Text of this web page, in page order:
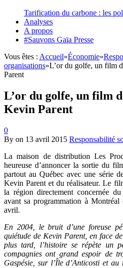
Tarification du carbone : les
Analyses
A propos
#Sauvons Gaïa Presse
Vous êtes : Accueil»Économie»
organisations»L’or du golfe, un film
Parent
L’or du golfe, un film
Kevin Parent
0
By on 13 avril 2015 Responsabilité
La maison de distribution Les
heureuse d’annoncer la sortie du
partout au Québec avec une série
Kevin Parent et du réalisateur. Le
la région directement concernée
avant sa programmation à
avril.
En 2004, le bruit d’une foreuse
quiétude de Kevin Parent, en face
plus tard, l’histoire se répète un
compagnies ont grand espoir de
Gaspésie, sur l’Île d’Anticosti et